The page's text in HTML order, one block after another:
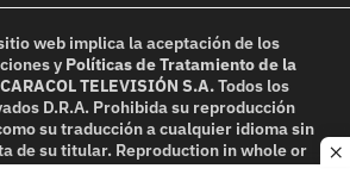
web implica la aceptación de los
y Políticas de Tratamiento de la
CARACOL TELEVISIÓN S.A.Todos los
D.R.A. Prohibida su reproducción
su traducción a cualquier idioma sin
de su titular. Reproduction in whole or
without written permission is